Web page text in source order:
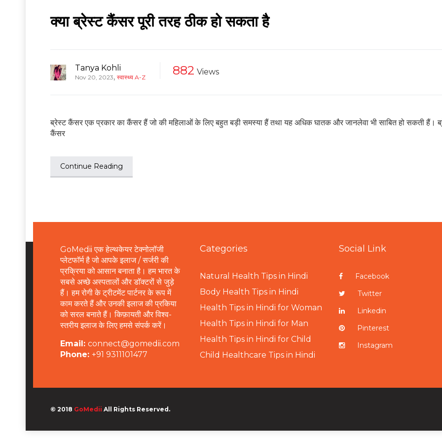
क्या ब्रेस्ट कैंसर पूरी तरह ठीक हो सकता है
Tanya Kohli
Nov 20, 2023, स्वास्थ्य A-Z 882 Views
ब्रेस्ट कैंसर एक प्रकार का कैंसर हैं जो की महिलाओं के लिए बहुत बड़ी समस्या हैं तथा यह अधिक घातक और जानलेवा भी साबित हो सकती हैं।
कैंसर
Continue Reading
GoMedii एक हेल्थकेयर टेक्नोलॉजी
प्लेटफॉर्म है जो आपके इलाज / सर्जरी की
प्रक्रिया को आसान बनाता है। हम भारत के
सबसे अच्छे अस्पतालों और डॉक्टरों से जुड़े
हैं। हम रोगी के ट्रीटमेंट पार्टनर के रूप में
काम करते हैं और उनकी इलाज की प्रकिया
को सरल बनाते हैं। किफ़ायती और विश्व-
स्तरीय इलाज के लिए हमसे संपर्क करें।
Email: connect@gomedii.com
Phone: +91 9311101477
Categories
Natural Health Tips in Hindi
Body Health Tips in Hindi
Health Tips in Hindi for Woman
Health Tips in Hindi for Man
Health Tips in Hindi for Child
Child Healthcare Tips in Hindi
Social Link
Facebook
Twitter
Linkedin
Pinterest
Instagram
© 2018 GoMedii All Rights Reserved.